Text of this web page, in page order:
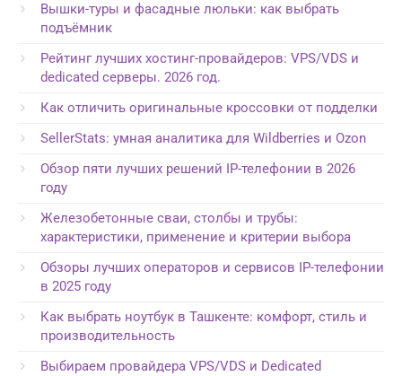
Вышки-туры и фасадные люльки: как выбрать
подъёмник
Рейтинг лучших хостинг-провайдеров: VPS/VDS и
dedicated серверы. 2026 год.
Как отличить оригинальные кроссовки от подделки
SellerStats: умная аналитика для Wildberries и Ozon
Обзор пяти лучших решений IP-телефонии в 2026
году
Железобетонные сваи, столбы и трубы:
характеристики, применение и критерии выбора
Обзоры лучших операторов и сервисов IP-телефонии
в 2025 году
Как выбрать ноутбук в Ташкенте: комфорт, стиль и
производительность
Выбираем провайдера VPS/VDS и Dedicated